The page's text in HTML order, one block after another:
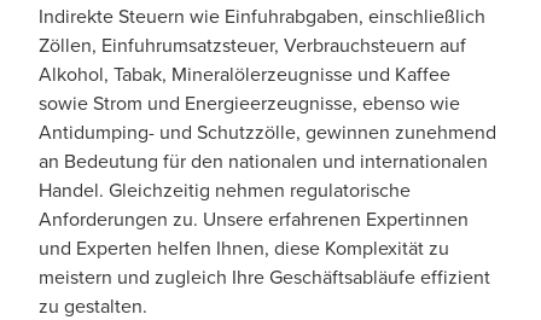
Indirekte Steuern wie Einfuhrabgaben, einschließlich
Zöllen, Einfuhrumsatzsteuer, Verbrauchsteuern auf
Alkohol, Tabak, Mineralölerzeugnisse und Kaffee
sowie Strom und Energieerzeugnisse, ebenso wie
Antidumping- und Schutzzölle, gewinnen zunehmend
an Bedeutung für den nationalen und internationalen
Handel. Gleichzeitig nehmen regulatorische
Anforderungen zu. Unsere erfahrenen Expertinnen
und Experten helfen Ihnen, diese Komplexität zu
meistern und zugleich Ihre Geschäftsabläufe effizient
zu gestalten.